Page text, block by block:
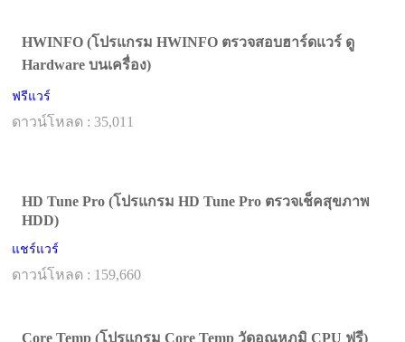
HWINFO (โปรแกรม HWINFO ตรวจสอบฮาร์ดแวร์ ดู
Hardware บนเครื่อง)
ฟรีแวร์
ดาวน์โหลด : 35,011
HD Tune Pro (โปรแกรม HD Tune Pro ตรวจเช็คสุขภาพ
HDD)
แชร์แวร์
ดาวน์โหลด : 159,660
Core Temp (โปรแกรม Core Temp วัดอุณหภูมิ CPU ฟรี)